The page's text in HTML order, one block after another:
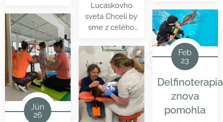
zvláda každý
deň.
Lucaskovho
sveta Chceli by
sme z celého
srdca ešte raz
poďakovať
organizátorom
Jabĺčkového
bálu 2025 za ich
veľkú štedrosť a
dobrosrdečnosť.
sa opäť vydali
na cestu za
delfínmi – a
opäť to stálo za
to.
Jún
26
Feb
23
Delfinoterapia
znova
pomohla